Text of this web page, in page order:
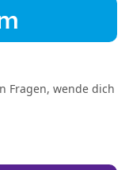
Fragen, wende dich